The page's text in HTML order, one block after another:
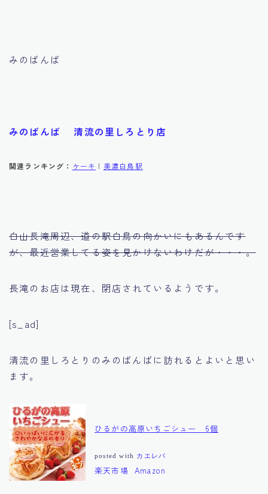
みのばんば
みのばんば 清流の里しろとり店
関連ランキング： ケーキ | 美濃白鳥駅
白山長滝周辺、道の駅白鳥の向かいにもあるんです
が、最近営業してる姿を見かけないわけだが・・・。
長滝のお店は現在、閉店されているようです。
[s_ad]
清流の里しろとりのみのばんばに訪れるとよいと思い
ます。
ひるがの高原いちごシュー 6個
posted with カエレバ
楽天市場 Amazon